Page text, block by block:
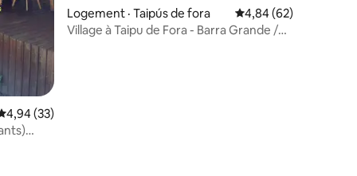
moyenne de 4,94 sur 5, 33 commentaires
4,94 (33)
Logement · Taipús de fora Note moyenne de
4,84 (62)
Village à Taipu de Fora - Barra Grande /